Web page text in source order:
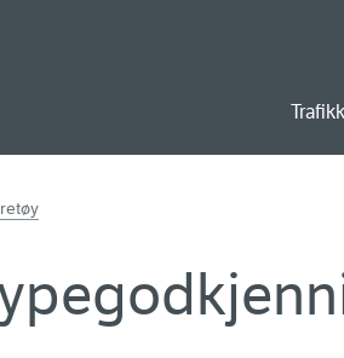
Trafikk